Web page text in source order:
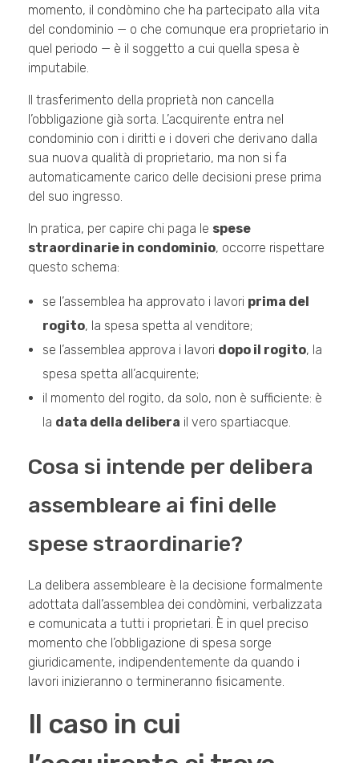
momento, il condòmino che ha partecipato alla vita
del condominio — o che comunque era proprietario in
quel periodo — è il soggetto a cui quella spesa è
imputabile.
Il trasferimento della proprietà non cancella
l’obbligazione già sorta. L’acquirente entra nel
condominio con i diritti e i doveri che derivano dalla
sua nuova qualità di proprietario, ma non si fa
automaticamente carico delle decisioni prese prima
del suo ingresso.
In pratica, per capire chi paga le spese
straordinarie in condominio, occorre rispettare
questo schema:
se l’assemblea ha approvato i lavori prima del
rogito, la spesa spetta al venditore;
se l’assemblea approva i lavori dopo il rogito, la
spesa spetta all’acquirente;
il momento del rogito, da solo, non è sufficiente: è
la data della delibera il vero spartiacque.
Cosa si intende per delibera
assembleare ai fini delle
spese straordinarie?
La delibera assembleare è la decisione formalmente
adottata dall’assemblea dei condòmini, verbalizzata
e comunicata a tutti i proprietari. È in quel preciso
momento che l’obbligazione di spesa sorge
giuridicamente, indipendentemente da quando i
lavori inizieranno o termineranno fisicamente.
Il caso in cui